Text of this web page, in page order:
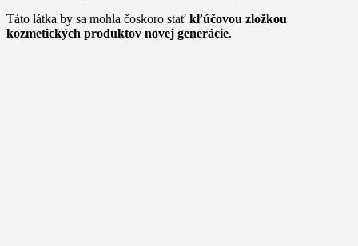
Táto látka by sa mohla čoskoro stať kľúčovou zložkou
kozmetických produktov novej generácie.